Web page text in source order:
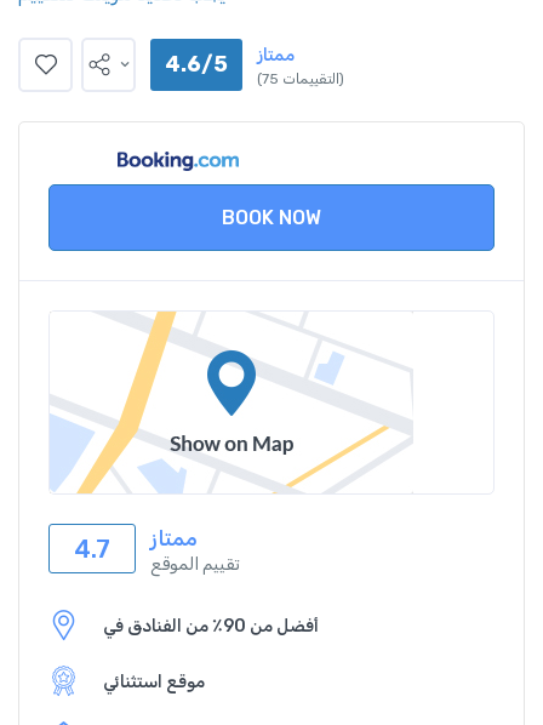
4.6/5 ممتاز
(75 التقييمات)
BOOK NOW
4.7 ممتاز
تقييم الموقع
أفضل من 90٪ من الفنادق في
موقع استثنائي